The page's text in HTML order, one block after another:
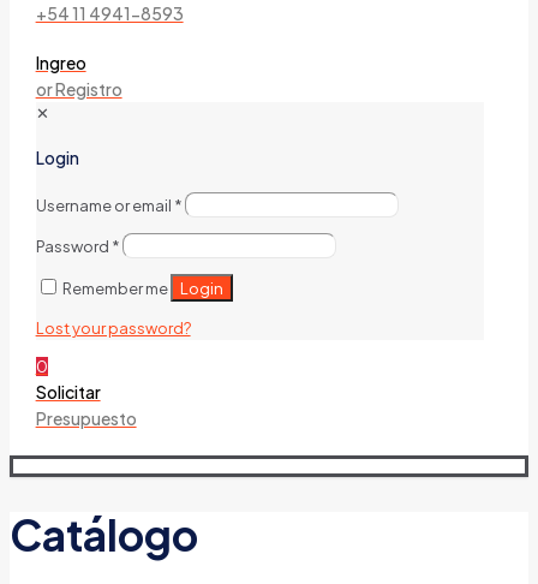
+54 11 4941-8593
Ingreo
or Registro
✕
Login
Username or email *
Password *
Remember me Login
Lost your password?
0
Solicitar
Presupuesto
Catálogo